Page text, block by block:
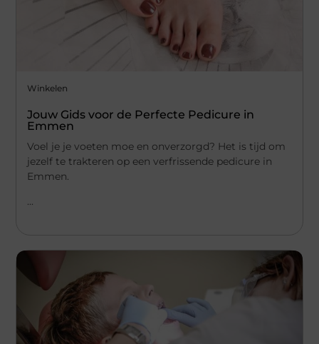
Winkelen
Jouw Gids voor de Perfecte Pedicure in
Emmen
Voel je je voeten moe en onverzorgd? Het is tijd om
jezelf te trakteren op een verfrissende pedicure in
Emmen.
...